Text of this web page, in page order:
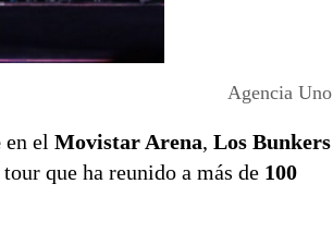
Agencia Uno
en el Movistar Arena, Los Bunkers
tour que ha reunido a más de 100